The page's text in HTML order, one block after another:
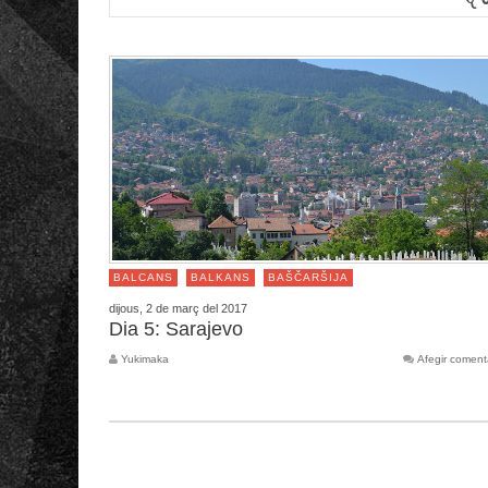
BALCANS BALKANS BAŠČARŠIJA
dijous, 2 de març del 2017
Dia 5: Sarajevo
Yukimaka Afegir